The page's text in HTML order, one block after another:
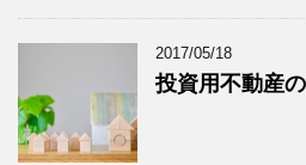
2017/05/18
投資用不動産